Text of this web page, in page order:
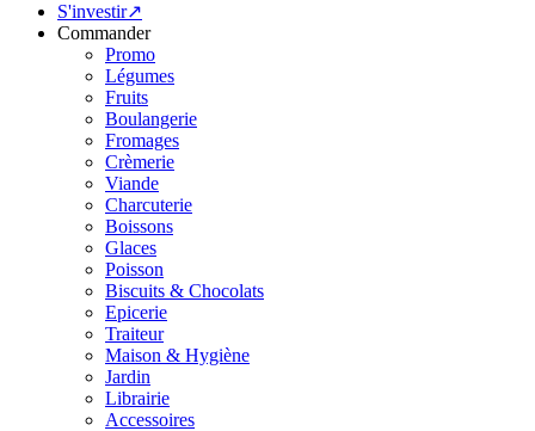
S'investir↗
Commander
Promo
Légumes
Fruits
Boulangerie
Fromages
Crèmerie
Viande
Charcuterie
Boissons
Glaces
Poisson
Biscuits & Chocolats
Epicerie
Traiteur
Maison & Hygiène
Jardin
Librairie
Accessoires